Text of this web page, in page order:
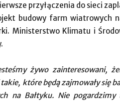
przyłączenia do sieci
budowy farm wiatrowych
Ministerstwo Klimatu i
żywo zainteresowani,
które będą zajmowały się
na Bałtyku. Nie